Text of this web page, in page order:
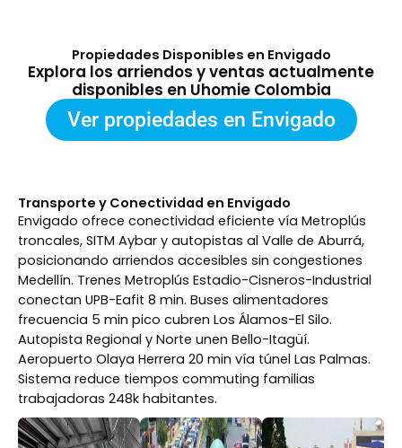
Propiedades Disponibles en Envigado
Explora los arriendos y ventas actualmente
disponibles en Uhomie Colombia
Ver propiedades en Envigado
Transporte y Conectividad en Envigado
Envigado ofrece conectividad eficiente vía Metroplús
troncales, SITM Aybar y autopistas al Valle de Aburrá,
posicionando arriendos accesibles sin congestiones
Medellín. Trenes Metroplús Estadio-Cisneros-Industrial
conectan UPB-Eafit 8 min. Buses alimentadores
frecuencia 5 min pico cubren Los Álamos-El Silo.
Autopista Regional y Norte unen Bello-Itagüí.
Aeropuerto Olaya Herrera 20 min vía túnel Las Palmas.
Sistema reduce tiempos commuting familias
trabajadoras 248k habitantes.